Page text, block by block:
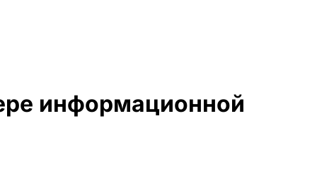
информационной